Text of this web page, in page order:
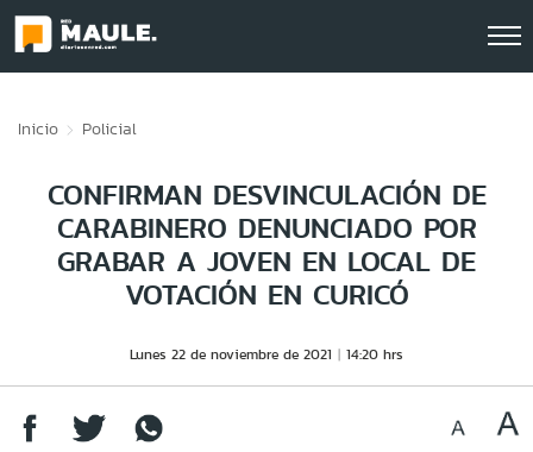
Inicio Policial
CONFIRMAN DESVINCULACIÓN DE
CARABINERO DENUNCIADO POR
GRABAR A JOVEN EN LOCAL DE
VOTACIÓN EN CURICÓ
Lunes 22 de noviembre de 2021 14:20 hrs